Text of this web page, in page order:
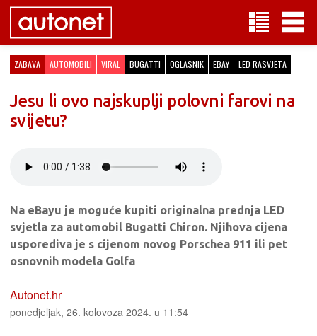
ZABAVA AUTOMOBILI VIRAL BUGATTI OGLASNIK EBAY LED RASVJETA
Jesu li ovo najskuplji polovni farovi na
svijetu?
Na eBayu je moguće kupiti originalna prednja LED
svjetla za automobil Bugatti Chiron. Njihova cijena
usporediva je s cijenom novog Porschea 911 ili pet
osnovnih modela Golfa
Autonet.hr
ponedjeljak, 26. kolovoza 2024. u 11:54